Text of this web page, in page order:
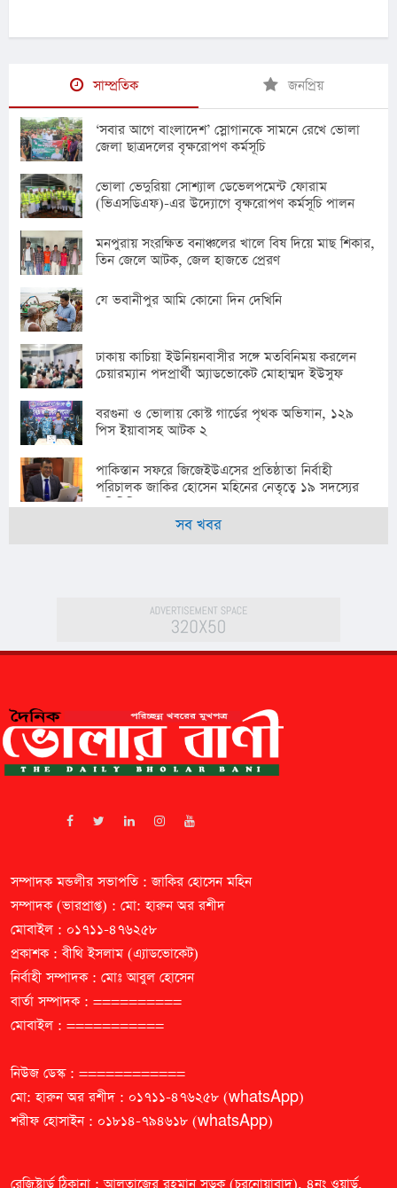
সাম্প্রতিক জনপ্রিয়
‘সবার আগে বাংলাদেশ’ স্লোগানকে সামনে রেখে ভোলা
জেলা ছাত্রদলের বৃক্ষরোপণ কর্মসূচি
ভোলা ভেদুরিয়া সোশ্যাল ডেভেলপমেন্ট ফোরাম
(ভিএসডিএফ)-এর উদ্যোগে বৃক্ষরোপণ কর্মসূচি পালন
মনপুরায় সংরক্ষিত বনাঞ্চলের খালে বিষ দিয়ে মাছ শিকার,
তিন জেলে আটক, জেল হাজতে প্রেরণ
যে ভবানীপুর আমি কোনো দিন দেখিনি
ঢাকায় কাচিয়া ইউনিয়নবাসীর সঙ্গে মতবিনিময় করলেন
চেয়ারম্যান পদপ্রার্থী অ্যাডভোকেট মোহাম্মদ ইউসুফ
বরগুনা ও ভোলায় কোস্ট গার্ডের পৃথক অভিযান, ১২৯
পিস ইয়াবাসহ আটক ২
পাকিস্তান সফরে জিজেইউএসের প্রতিষ্ঠাতা নির্বাহী
পরিচালক জাকির হোসেন মহিনের নেতৃত্বে ১৯ সদস্যের
প্রতিনিধি দল
সব খবর
সম্পাদক মন্ডলীর সভাপতি : জাকির হোসেন মহিন
সম্পাদক (ভারপ্রাপ্ত) : মো: হারুন অর রশীদ
মোবাইল : ০১৭১১-৪৭৬২৫৮
প্রকাশক : বীথি ইসলাম (এ্যাডভোকেট)
নির্বাহী সম্পাদক : মোঃ আবুল হোসেন
বার্তা সম্পাদক : ==========
মোবাইল : ===========
নিউজ ডেস্ক : ============
মো: হারুন অর রশীদ : ০১৭১১-৪৭৬২৫৮ (whatsApp)
শরীফ হোসাইন : ০১৮১৪-৭৯৪৬১৮ (whatsApp)
রেজিষ্ট্রার্ড ঠিকানা : আলতাজের রহমান সড়ক (চরনোয়াবাদ), ৪নং ওয়ার্ড,